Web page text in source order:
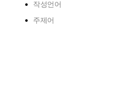
작성언어
주제어